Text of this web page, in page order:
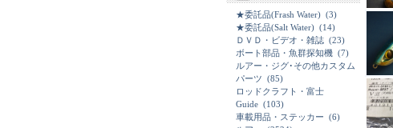
★委託品(Frash Water) (3)
★委託品(Salt Water) (14)
ＤＶＤ・ビデオ・雑誌 (23)
ボート部品・魚群探知機 (7)
ルアー・ジグ･その他カスタム
パーツ (85)
ロッドクラフト・富士
Guide (103)
車載用品・ステッカー (6)